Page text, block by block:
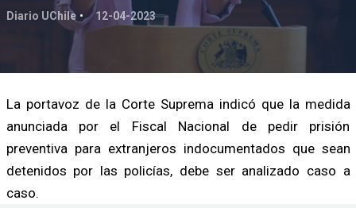
Diario UChile 12-04-2023
La portavoz de la Corte Suprema indicó que la medida
anunciada por el Fiscal Nacional de pedir prisión
preventiva para extranjeros indocumentados que sean
detenidos por las policías, debe ser analizado caso a
caso.